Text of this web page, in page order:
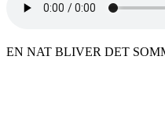
EN NAT BLIVER DET